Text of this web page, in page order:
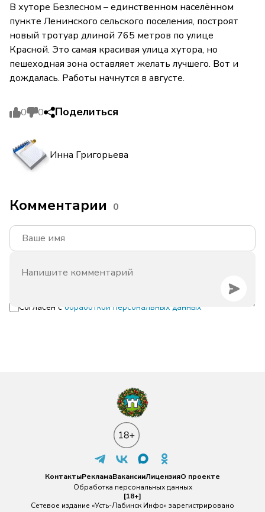
В хуторе Безлесном – единственном населённом
пункте Ленинского сельского поселения, построят
новый тротуар длиной 765 метров по улице
Красной. Это самая красивая улица хутора, но
пешеходная зона оставляет желать лучшего. Вот и
дождалась. Работы начнутся в августе.
0 0 Поделиться
Инна Григорьева
Комментарии 0
Согласен с обработкой персональных данных
КонтактыРекламаВакансииЛицензияО проекте
Обработка персональных данных
[18+]
Сетевое издание «Усть-Лабинск Инфо» зарегистрировано